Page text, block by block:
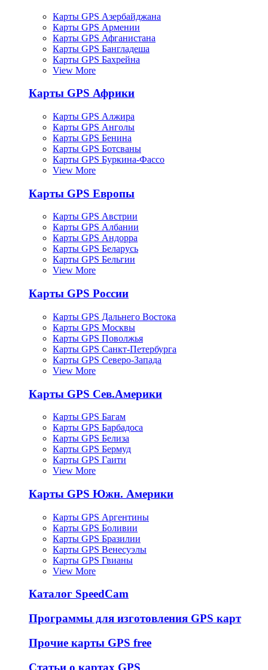
Карты GPS Азербайджана
Карты GPS Армении
Карты GPS Афганистана
Карты GPS Бангладеша
Карты GPS Бахрейна
View More
Карты GPS Африки
Карты GPS Алжира
Карты GPS Анголы
Карты GPS Бенина
Карты GPS Ботсваны
Карты GPS Буркина-Фассо
View More
Карты GPS Европы
Карты GPS Австрии
Карты GPS Албании
Карты GPS Андорра
Карты GPS Беларусь
Карты GPS Бельгии
View More
Карты GPS России
Карты GPS Дальнего Востока
Карты GPS Москвы
Карты GPS Поволжья
Карты GPS Санкт-Петербурга
Карты GPS Северо-Запада
View More
Карты GPS Сев.Америки
Карты GPS Багам
Карты GPS Барбадоса
Карты GPS Белиза
Карты GPS Бермуд
Карты GPS Гаити
View More
Карты GPS Южн. Америки
Карты GPS Аргентины
Карты GPS Боливии
Карты GPS Бразилии
Карты GPS Венесуэлы
Карты GPS Гвианы
View More
Каталог SpeedCam
Программы для изготовления GPS карт
Прочие карты GPS free
Статьи о картах GPS